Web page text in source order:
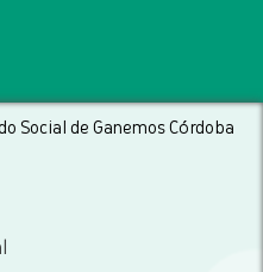
Social de Ganemos Córdoba